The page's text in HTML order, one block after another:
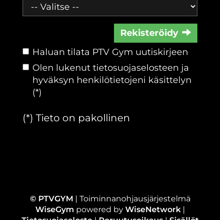
Rekisteröidy
Haluan tilata PTV Gym uutiskirjeen
Olen lukenut tietosuojaselosteen ja
hyväksyn henkilötietojeni käsittelyn
(*)
(*) Tieto on pakollinen
© PTVGYM | Toiminnanohjausjärjestelmä
WiseGym powered by WiseNetwork|